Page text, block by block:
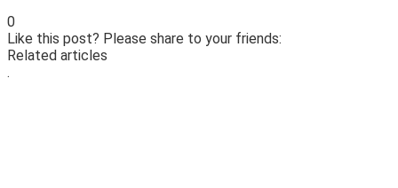
0
Like this post? Please share to your friends:
Related articles
.